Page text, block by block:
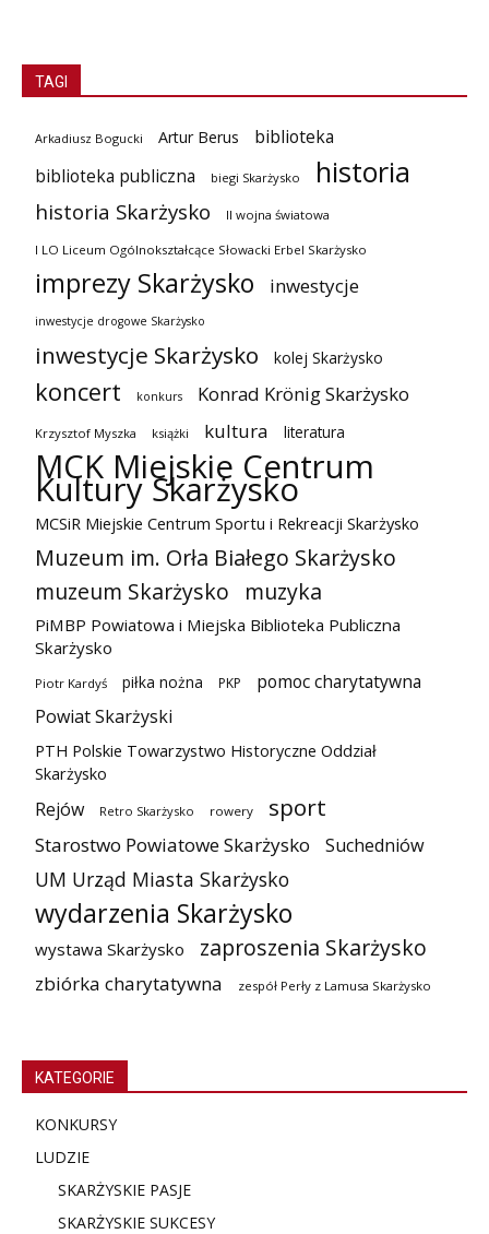
TAGI
Arkadiusz Bogucki Artur Berus
biblioteka
biblioteka publiczna
biegi Skarżysko historia
historia Skarżysko II wojna światowa
I LO Liceum Ogólnokształcące Słowacki Erbel Skarżysko
imprezy Skarżysko inwestycje
inwestycje drogowe Skarżysko
inwestycje Skarżysko kolej Skarżysko
koncert konkurs Konrad Krönig Skarżysko
Krzysztof Myszka książki kultura literatura
MCK Miejskie Centrum
Kultury Skarżysko
MCSiR Miejskie Centrum Sportu i Rekreacji Skarżysko
Muzeum im. Orła Białego Skarżysko
muzeum Skarżysko
muzyka
PiMBP Powiatowa i Miejska Biblioteka Publiczna
Skarżysko
Piotr Kardyś piłka nożna PKP
pomoc charytatywna
Powiat Skarżyski
PTH Polskie Towarzystwo Historyczne Oddział
Skarżysko
Rejów Retro Skarżysko rowery sport
Starostwo Powiatowe Skarżysko Suchedniów
UM Urząd Miasta Skarżysko
wydarzenia Skarżysko
wystawa Skarżysko zaproszenia Skarżysko
zbiórka charytatywna zespół Perły z Lamusa Skarżysko
KATEGORIE
KONKURSY
LUDZIE
SKARŻYSKIE PASJE
SKARŻYSKIE SUKCESY